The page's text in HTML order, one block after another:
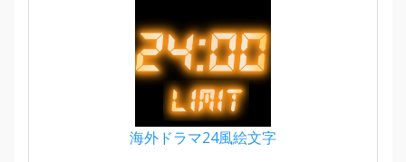
海外ドラマ24風絵文字